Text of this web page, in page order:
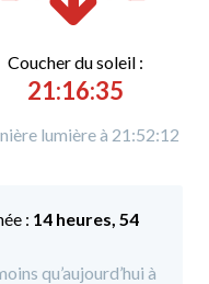
Coucher du soleil :
21:16:35
lumière à 21:52:12
: 14 heures, 54
qu’aujourd’hui à